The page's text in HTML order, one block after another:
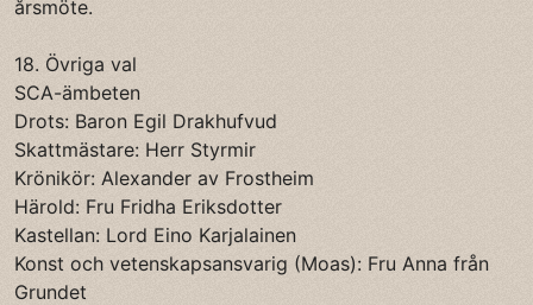
årsmöte.
18. Övriga val
SCA-ämbeten
Drots: Baron Egil Drakhufvud
Skattmästare: Herr Styrmir
Krönikör: Alexander av Frostheim
Härold: Fru Fridha Eriksdotter
Kastellan: Lord Eino Karjalainen
Konst och vetenskapsansvarig (Moas): Fru Anna från
Grundet